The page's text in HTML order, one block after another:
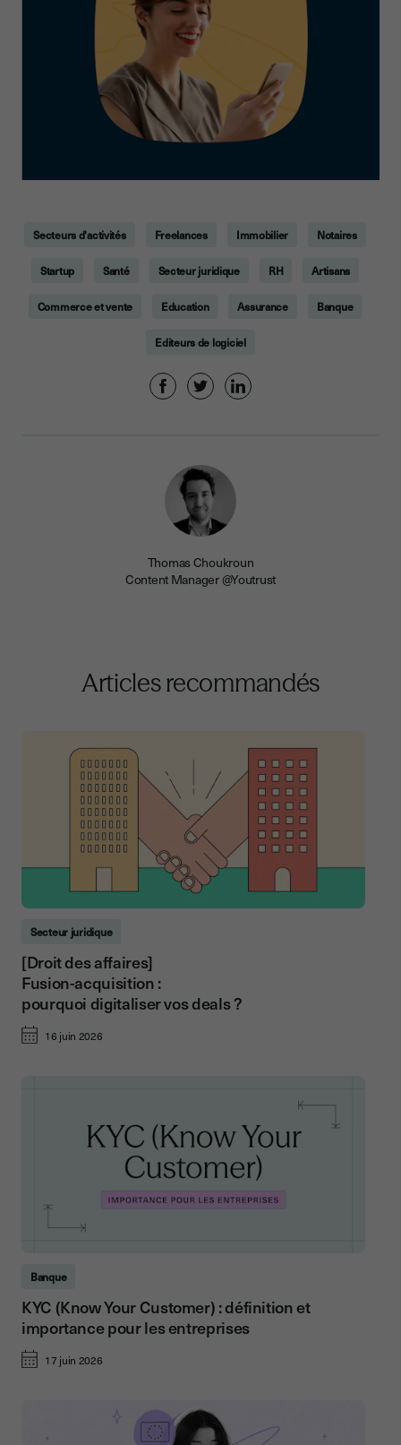
Secteurs d'activités Freelances Immobilier Notaires
Startup Santé Secteur juridique RH Artisans
Commerce et vente Education Assurance Banque
Editeurs de logiciel
Thomas Choukroun
Content Manager @Youtrust
Articles recommandés
Secteur juridique
[Droit des affaires]
Fusion-acquisition :
pourquoi digitaliser vos deals ?
16 juin 2026
Banque
KYC (Know Your Customer) : définition et
importance pour les entreprises
17 juin 2026